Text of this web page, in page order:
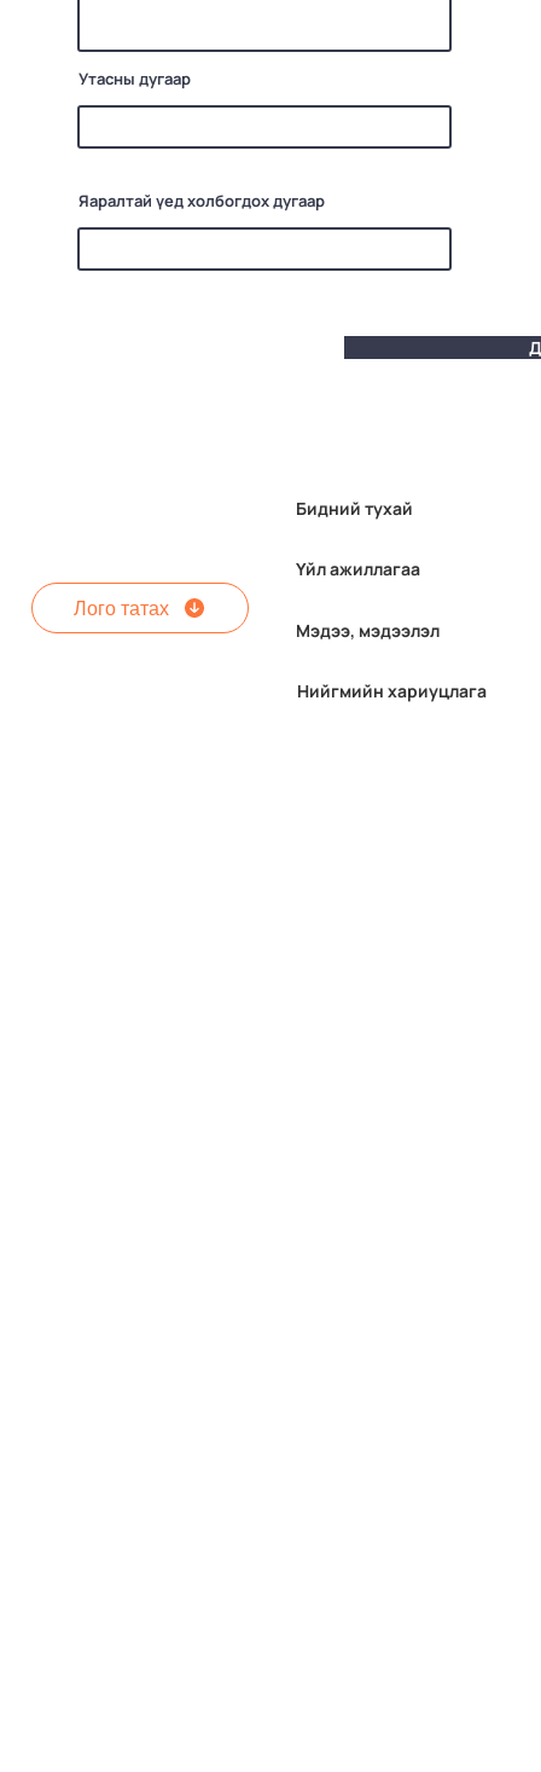
Утасны дугаар
Яаралтай үед холбогдох дугаар
Лого татах
Бидний тухай
Үйл ажиллагаа
Мэдээ, мэдээлэл
Нийгмийн хариуцлага